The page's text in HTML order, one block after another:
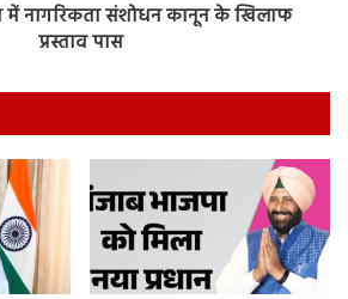
में नागरिकता संशोधन कानून के खिलाफ
प्रस्ताव पास